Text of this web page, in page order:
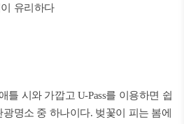
유리하다
틀 시와 가깝고 U-Pass를 이용하면 쉽
명소 중 하나이다. 벚꽃이 피는 봄에